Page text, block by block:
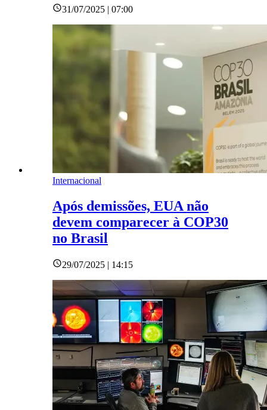
31/07/2025 | 07:00
Internacional
Após demissões, EUA não
devem comparecer à COP30
no Brasil
29/07/2025 | 14:15